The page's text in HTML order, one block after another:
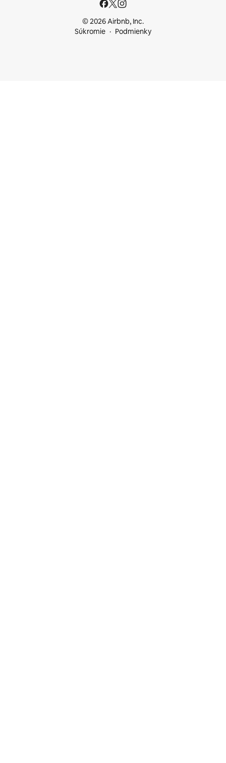
© 2026 Airbnb, Inc.
Súkromie
Podmienky